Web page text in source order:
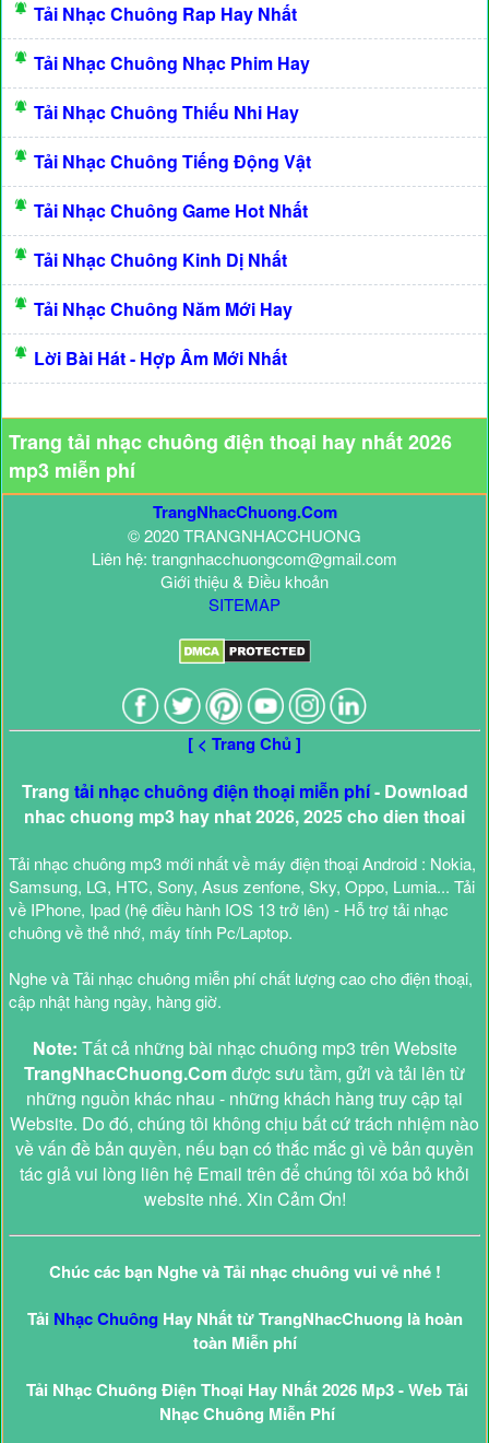
Tải Nhạc Chuông Rap Hay Nhất
Tải Nhạc Chuông Nhạc Phim Hay
Tải Nhạc Chuông Thiếu Nhi Hay
Tải Nhạc Chuông Tiếng Động Vật
Tải Nhạc Chuông Game Hot Nhất
Tải Nhạc Chuông Kinh Dị Nhất
Tải Nhạc Chuông Năm Mới Hay
Lời Bài Hát - Hợp Âm Mới Nhất
Trang tải nhạc chuông điện thoại hay nhất 2026
mp3 miễn phí
TrangNhacChuong.Com
© 2020 TRANGNHACCHUONG
Liên hệ: trangnhacchuongcom@gmail.com
Giới thiệu & Điều khoản
SITEMAP
[ < Trang Chủ ]
Trang tải nhạc chuông điện thoại miễn phí- Download
nhac chuong mp3 hay nhat 2026, 2025 cho dien thoai
Tải nhạc chuông mp3 mới nhất về máy điện thoại Android : Nokia,
Samsung, LG, HTC, Sony, Asus zenfone, Sky, Oppo, Lumia... Tải
về IPhone, Ipad (hệ điều hành IOS 13 trở lên) - Hỗ trợ tải nhạc
chuông về thẻ nhớ, máy tính Pc/Laptop.
Nghe và Tải nhạc chuông miễn phí chất lượng cao cho điện thoại,
cập nhật hàng ngày, hàng giờ.
Note: Tất cả những bài nhạc chuông mp3 trên Website
TrangNhacChuong.Comđược sưu tầm, gửi và tải lên từ
những nguồn khác nhau - những khách hàng truy cập tại
Website. Do đó, chúng tôi không chịu bất cứ trách nhiệm nào
về vấn đề bản quyền, nếu bạn có thắc mắc gì về bản quyền
tác giả vui lòng liên hệ Email trên để chúng tôi xóa bỏ khỏi
website nhé. Xin Cảm Ơn!
Chúc các bạn Nghe và Tải nhạc chuông vui vẻ nhé !
Tải Nhạc Chuông Hay Nhất từ TrangNhacChuong là hoàn
toàn Miễn phí
Tải Nhạc Chuông Điện Thoại Hay Nhất 2026 Mp3 - Web Tải
Nhạc Chuông Miễn Phí